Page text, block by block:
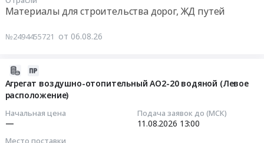
Материалы для строительства дорог, ЖД путей
№2494455721 от 06.08.26
Агрегат воздушно-отопительный АО2-20 водяной (Левое
расположение)
Начальная цена
—
Подача заявок до (МСК)
11.08.2026 13:00
Место поставки